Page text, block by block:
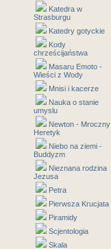
Katedra w
Strasburgu
Katedry gotyckie
Kody
chrześcijaństwa
Masaru Emoto -
Wieści z Wody
Mnisi i kacerze
Nauka o stanie
umyslu
Newton - Mroczny
Heretyk
Niebo na ziemi -
Buddyzm
Nieznana rodzina
Jezusa
Petra
Pierwsza Krucjata
Piramidy
Scjentologia
Skala